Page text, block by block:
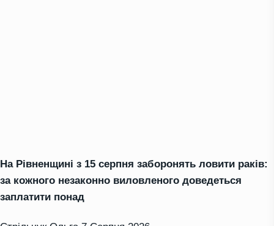
На Рівненщині з 15 серпня заборонять ловити раків:
за кожного незаконно виловленого доведеться
заплатити понад